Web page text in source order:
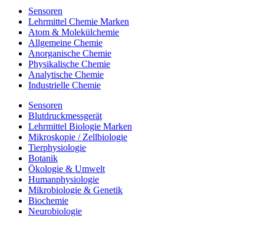
Sensoren
Lehrmittel Chemie Marken
Atom & Molekülchemie
Allgemeine Chemie
Anorganische Chemie
Physikalische Chemie
Analytische Chemie
Industrielle Chemie
Sensoren
Blutdruckmessgerät
Lehrmittel Biologie Marken
Mikroskopie / Zellbiologie
Tierphysiologie
Botanik
Ökologie & Umwelt
Humanphysiologie
Mikrobiologie & Genetik
Biochemie
Neurobiologie